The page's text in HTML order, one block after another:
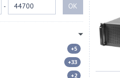
- OK
+5
+33
+2